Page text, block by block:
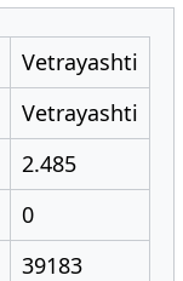
Vetrayashti
Vetrayashti
2.485
0
39183